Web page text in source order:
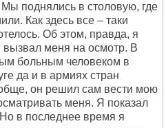
поднялись в столовую, где
Как здесь все – таки
Об этом, правда, я
вызвал меня на осмотр. В
больным человеком в
да и в армиях стран
он решил сам вести мою
меня. Я показал
в последнее время я